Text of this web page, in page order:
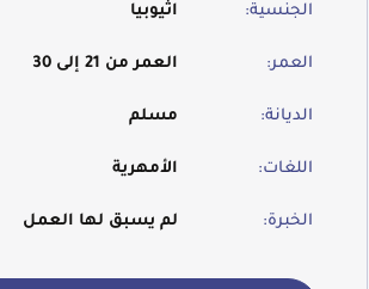
الجنسية: اثيوبيا
العمر: العمر من 21 إلى 30
الديانة: مسلم
اللغات: الأمهرية
الخبرة: لم يسبق لها العمل